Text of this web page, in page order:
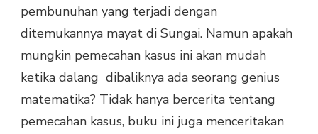
THE
DEVOTION
SUSPECT
X
KEIGO
HIGASHINO
pembunuhan yang terjadi dengan
ditemukannya mayat di Sungai. Namun apakah
mungkin pemecahan kasus ini akan mudah
ketika dalang dibaliknya ada seorang genius
matematika? Tidak hanya bercerita tentang
pemecahan kasus, buku ini juga menceritakan